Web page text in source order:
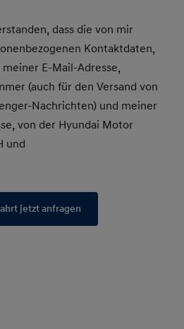
dass die von mir
Kontaktdaten,
E-Mail-Adresse,
(auch für den Versand von
Nachrichten) und meiner
von der Hyundai Motor
und
jetzt anfragen